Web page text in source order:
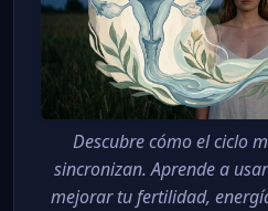
Descubre cómo el ciclo
sincronizan. Aprende a
mejorar tu fertilidad,